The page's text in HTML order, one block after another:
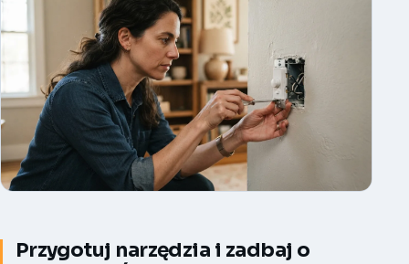
Przygotuj narzędzia i zadbaj o